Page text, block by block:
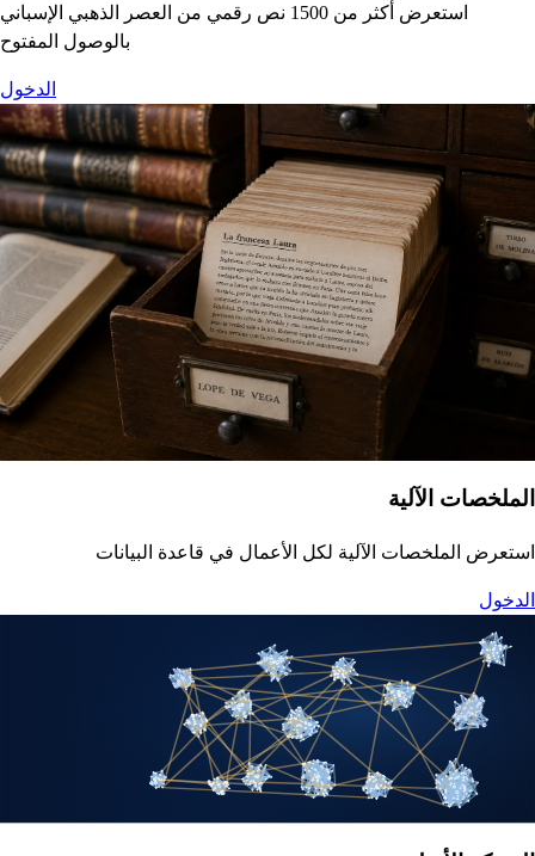
استعرض أكثر من 1500 نص رقمي من العصر الذهبي الإسباني
بالوصول المفتوح
الدخول
الملخصات الآلية
استعرض الملخصات الآلية لكل الأعمال في قاعدة البيانات
الدخول